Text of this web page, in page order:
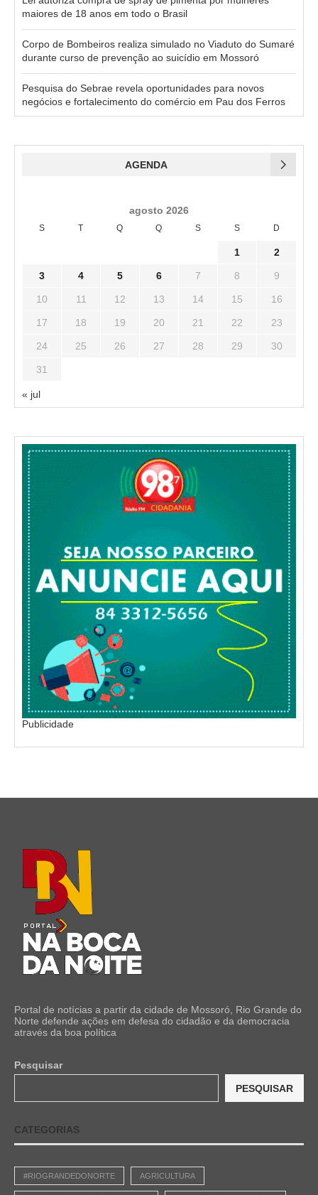
maiores de 18 anos em todo o Brasil
Corpo de Bombeiros realiza simulado no Viaduto do Sumaré
durante curso de prevenção ao suicídio em Mossoró
Pesquisa do Sebrae revela oportunidades para novos
negócios e fortalecimento do comércio em Pau dos Ferros
AGENDA
agosto 2026
S T Q Q S S D
1 2
3 4 5 6 7 8 9
10 11 12 13 14 15 16
17 18 19 20 21 22 23
24 25 26 27 28 29 30
31
« jul
Publicidade
Portal de notícias a partir da cidade de Mossoró, Rio Grande do
Norte defende ações em defesa do cidadão e da democracia
através da boa política
Pesquisar
PESQUISAR
CATEGORIAS
#RIOGRANDEDONORTE AGRICULTURA